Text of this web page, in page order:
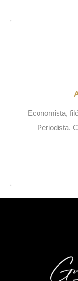
Economista,
Periodista.